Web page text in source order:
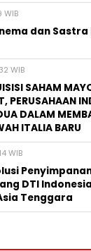
WIB
dan
WIB
SAHAM
PERUSAHAAN
DALAM
ITALIA BARU
WIB
DTI
Tenggara